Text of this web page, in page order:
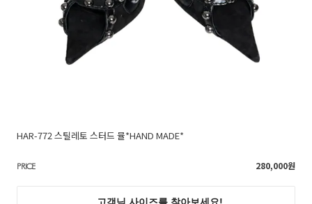
HAR-772 스틸레토 스터드 뮬*HAND MADE*
PRICE 280,000원